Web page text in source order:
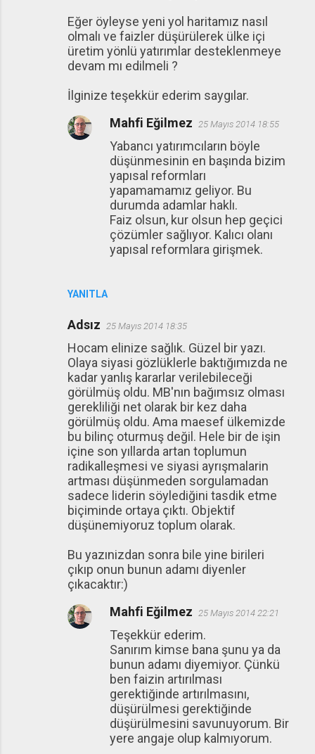
Eğer öyleyse yeni yol haritamız nasıl
olmalı ve faizler düşürülerek ülke içi
üretim yönlü yatırımlar desteklenmeye
devam mı edilmeli ?
İlginize teşekkür ederim saygılar.
YANITLA
Mahfi Eğilmez 25 Mayıs 2014 18:55
Yabancı yatırımcıların böyle
düşünmesinin en başında bizim
yapısal reformları
yapamamamız geliyor. Bu
durumda adamlar haklı.
Faiz olsun, kur olsun hep geçici
çözümler sağlıyor. Kalıcı olanı
yapısal reformlara girişmek.
Adsız 25 Mayıs 2014 18:35
Hocam elinize sağlık. Güzel bir yazı.
Olaya siyasi gözlüklerle baktığımızda ne
kadar yanlış kararlar verilebileceği
görülmüş oldu. MB'nın bağımsız olması
gerekliliği net olarak bir kez daha
görülmüş oldu. Ama maesef ülkemizde
bu bilinç oturmuş değil. Hele bir de işin
içine son yıllarda artan toplumun
radikalleşmesi ve siyasi ayrışmalarin
artması düşünmeden sorgulamadan
sadece liderin söylediğini tasdik etme
biçiminde ortaya çıktı. Objektif
düşünemiyoruz toplum olarak.
Bu yazınizdan sonra bile yine birileri
çıkıp onun bunun adamı diyenler
çıkacaktır:)
Mahfi Eğilmez 25 Mayıs 2014 22:21
Teşekkür ederim.
Sanırım kimse bana şunu ya da
bunun adamı diyemiyor. Çünkü
ben faizin artırılması
gerektiğinde artırılmasını,
düşürülmesi gerektiğinde
düşürülmesini savunuyorum. Bir
yere angaje olup kalmıyorum.